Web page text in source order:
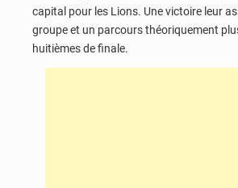
capital pour les Lions. Une victoire leur
groupe et un parcours théoriquement
huitièmes de finale.